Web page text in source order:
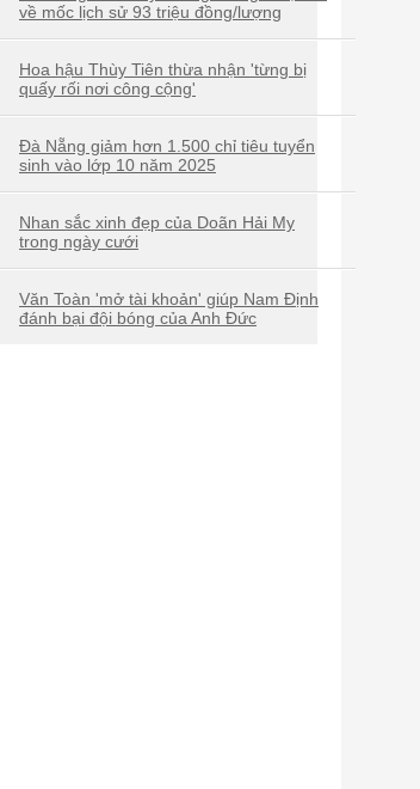
về mốc lịch sử 93 triệu đồng/lượng
Hoa hậu Thùy Tiên thừa nhận 'từng bị
quấy rối nơi công cộng'
Đà Nẵng giảm hơn 1.500 chỉ tiêu tuyển
sinh vào lớp 10 năm 2025
Nhan sắc xinh đẹp của Doãn Hải My
trong ngày cưới
Văn Toàn 'mở tài khoản' giúp Nam Định
đánh bại đội bóng của Anh Đức